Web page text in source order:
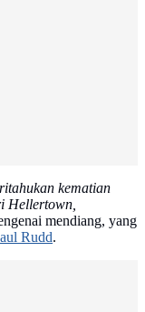
kematian
Hellertown,
mendiang, yang
Rudd.